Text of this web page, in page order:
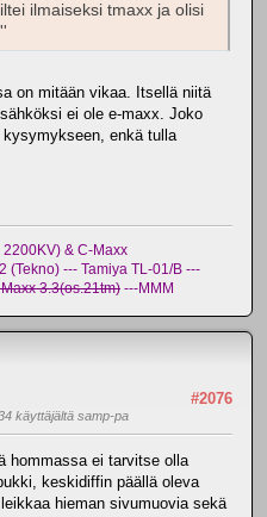
ilmaiseksi tmaxx ja olisi
on mitään vikaa. Itsellä niitä
ei ole e-maxx. Joko
enkä tulla
& C-Maxx
(Tekno) --- Tamiya TL-01/B ---
3.3(os.21tm) ---MMM
#2076
käyttäjältä samp-pa
hommassa ei tarvitse olla
keskidiffin päällä oleva
hieman sivumuovia sekä